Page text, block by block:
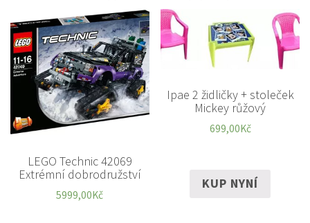
LEGO Technic 42069
Extrémní dobrodružství
5999,00Kč
Ipae 2 židličky + stoleček
Mickey růžový
699,00Kč
KUP NYNÍ